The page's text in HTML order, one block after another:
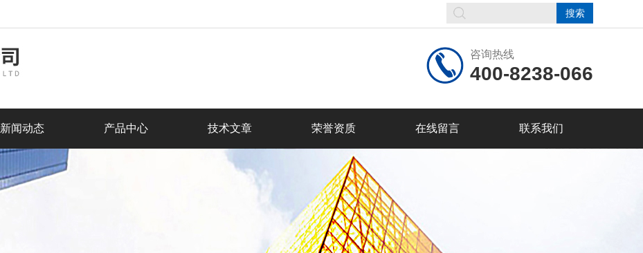
咨询热线
400-8238-066
新闻动态 产品中心 技术文章 荣誉资质 在线留言 联系我们